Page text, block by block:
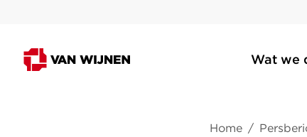
Wat we
Home /